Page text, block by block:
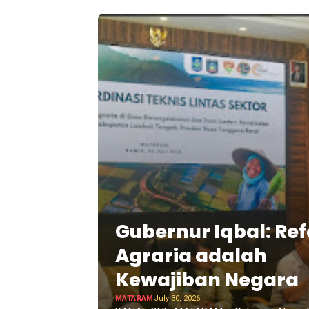
Gubernur Iqbal:
Agraria adalah
Kewajiban Negara
MATARAM July 30, 2026